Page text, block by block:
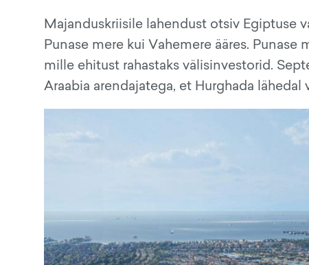
Majanduskriisile lahendust otsiv Egiptuse
Punase mere kui Vahemere ääres. Punase
mille ehitust rahastaks välisinvestorid.
Araabia arendajatega, et Hurghada